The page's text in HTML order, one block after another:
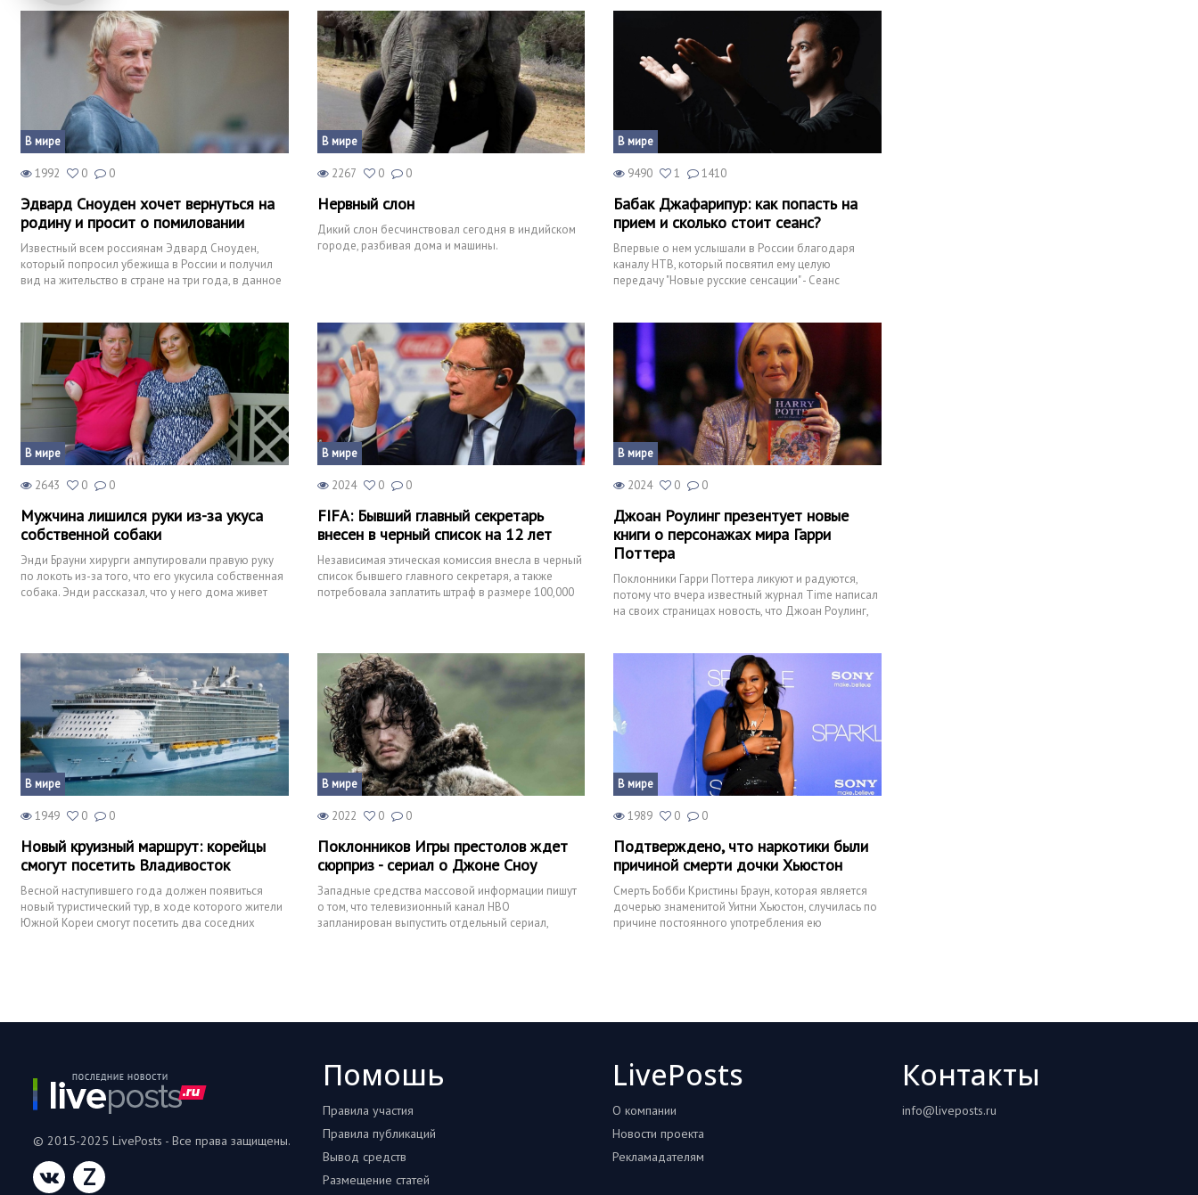
В мире
1992 0 0
Эдвард Сноуден хочет вернуться на
родину и просит о помиловании
Известный всем россиянам Эдвард Сноуден,
который попросил убежища в России и получил
вид на жительство в стране на три года, в данное
В мире
2267 0 0
Нервный слон
Дикий слон бесчинствовал сегодня в индийском
городе, разбивая дома и машины.
В мире
9490 1 1410
Бабак Джафарипур: как попасть на
прием и сколько стоит сеанс?
Впервые о нем услышали в России благодаря
каналу НТВ, который посвятил ему целую
передачу "Новые русские сенсации" - Сеанс
В мире
2643 0 0
Мужчина лишился руки из-за укуса
собственной собаки
Энди Брауни хирурги ампутировали правую руку
по локоть из-за того, что его укусила собственная
собака. Энди рассказал, что у него дома живет
В мире
2024 0 0
FIFA: Бывший главный секретарь
внесен в черный список на 12 лет
Независимая этическая комиссия внесла в черный
список бывшего главного секретаря, а также
потребовала заплатить штраф в размере 100,000
В мире
2024 0 0
Джоан Роулинг презентует новые
книги о персонажах мира Гарри
Поттера
Поклонники Гарри Поттера ликуют и радуются,
потому что вчера известный журнал Time написал
на своих страницах новость, что Джоан Роулинг,
В мире
1949 0 0
Новый круизный маршрут: корейцы
смогут посетить Владивосток
Весной наступившего года должен появиться
новый туристический тур, в ходе которого жители
Южной Кореи смогут посетить два соседних
В мире
2022 0 0
Поклонников Игры престолов ждет
сюрприз - сериал о Джоне Сноу
Западные средства массовой информации пишут
о том, что телевизионный канал HBO
запланирован выпустить отдельный сериал,
В мире
1989 0 0
Подтверждено, что наркотики были
причиной смерти дочки Хьюстон
Смерть Бобби Кристины Браун, которая является
дочерью знаменитой Уитни Хьюстон, случилась по
причине постоянного употребления ею
© 2015-2025 LivePosts - Все права защищены.
Z
Помошь
Правила участия
Правила публикаций
Вывод средств
Размещение статей
LivePosts
О компании
Новости проекта
Рекламадателям
Контакты
info@liveposts.ru